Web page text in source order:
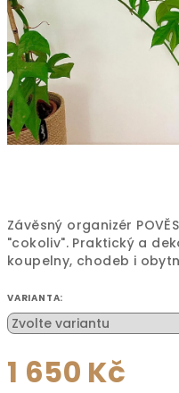
Závěsný organizér
"cokoliv". Praktický a
koupelny, chodeb i
VARIANTA:
1 650 Kč